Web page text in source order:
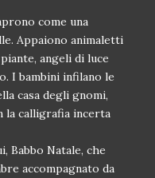
come una
Appaiono animaletti
angeli di luce
I bambini infilano le
casa degli gnomi,
la calligrafia incerta
Babbo Natale, che
accompagnato da